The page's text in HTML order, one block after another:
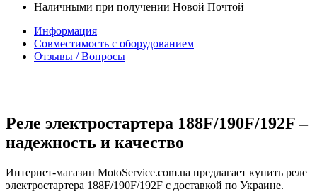
Наличными при получении Новой Почтой
Информация
Совместимость с оборудованием
Отзывы / Вопросы
Реле электростартера 188F/190F/192F –
надежность и качество
Интернет-магазин MotoService.com.ua предлагает купить реле
электростартера 188F/190F/192F с доставкой по Украине.